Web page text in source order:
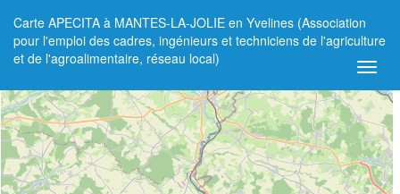
Carte APECITA à MANTES-LA-JOLIE en Yvelines (Association
pour l'emploi des cadres, ingénieurs et techniciens de l'agriculture
et de l'agroalimentaire, réseau local)
+
−